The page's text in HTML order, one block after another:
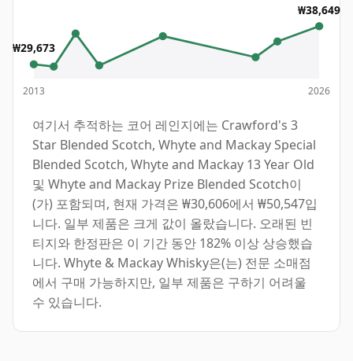
₩29,673
2013
₩38,649
2026
여기서 추적하는 코어 레인지에는 Crawford's 3
Star Blended Scotch, Whyte and Mackay Special
Blended Scotch, Whyte and Mackay 13 Year Old
및 Whyte and Mackay Prize Blended Scotch이
(가) 포함되며, 현재 가격은 ₩30,606에서 ₩50,547입
니다. 일부 제품은 크게 값이 올랐습니다. 오래된 빈
티지와 한정판은 이 기간 동안 182% 이상 상승했습
니다. Whyte & Mackay Whisky은(는) 전문 소매점
에서 구매 가능하지만, 일부 제품은 구하기 어려울
수 있습니다.